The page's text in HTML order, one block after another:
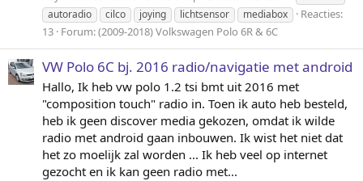
autoradio
cilco joying lichtsensor mediabox
Reacties:
13 Forum:(2009-2018) Volkswagen Polo 6R & 6C
VW Polo 6C bj. 2016 radio/navigatie met android
Hallo, Ik heb vw polo 1.2 tsi bmt uit 2016 met
"composition touch" radio in. Toen ik auto heb besteld,
heb ik geen discover media gekozen, omdat ik wilde
radio met android gaan inbouwen. Ik wist het niet dat
het zo moelijk zal worden ... Ik heb veel op internet
gezocht en ik kan geen radio met...